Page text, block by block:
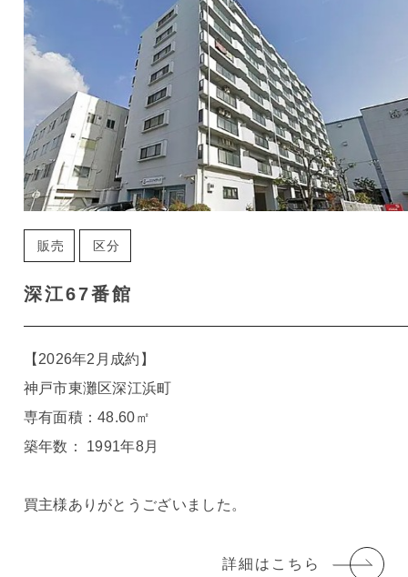
販売 区分
深江67番館
【2026年2月成約】
神戸市東灘区深江浜町
専有面積：48.60㎡
築年数： 1991年8月
買主様ありがとうございました。
詳細はこちら